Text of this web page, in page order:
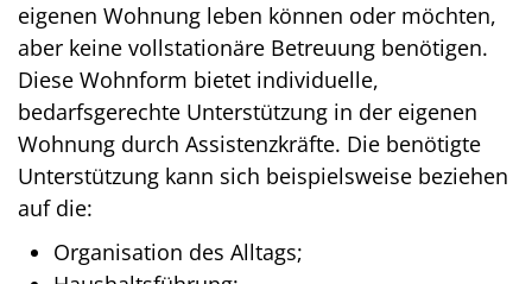
eigenen Wohnung leben können oder möchten,
aber keine vollstationäre Betreuung benötigen.
Diese Wohnform bietet individuelle,
bedarfsgerechte Unterstützung in der eigenen
Wohnung durch Assistenzkräfte. Die benötigte
Unterstützung kann sich beispielsweise beziehen
auf die:
Organisation des Alltags;